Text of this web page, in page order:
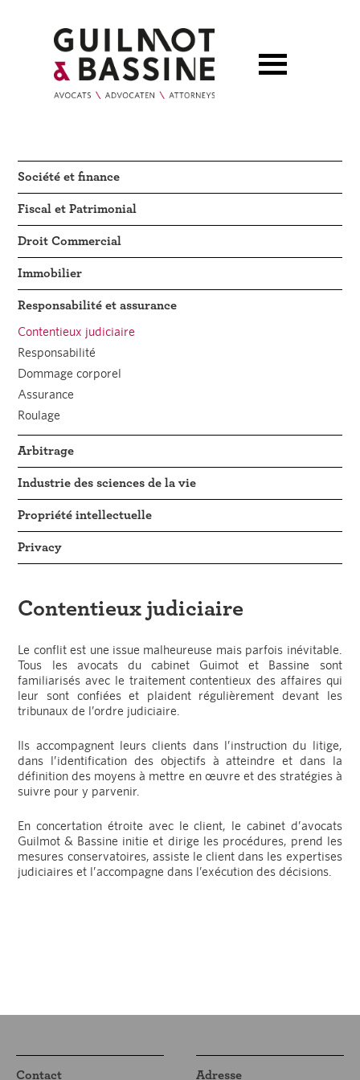
Contentieux judiciaire
Le conflit est une issue malheureuse mais parfois inévitable.
Tous les avocats du cabinet Guimot et Bassine sont
familiarisés avec le traitement contentieux des affaires qui
leur sont confiées et plaident régulièrement devant les
tribunaux de l’ordre judiciaire.
Ils accompagnent leurs clients dans l’instruction du litige,
dans l’identification des objectifs à atteindre et dans la
définition des moyens à mettre en œuvre et des stratégies à
suivre pour y parvenir.
En concertation étroite avec le client, le cabinet d’avocats
Guilmot & Bassine initie et dirige les procédures, prend les
mesures conservatoires, assiste le client dans les expertises
judiciaires et l’accompagne dans l’exécution des décisions.
Société et finance
Fiscal et Patrimonial
Droit Commercial
Immobilier
Responsabilité et assurance
Contentieux judiciaire
Responsabilité
Dommage corporel
Assurance
Roulage
Arbitrage
Industrie des sciences de la vie
Propriété intellectuelle
Privacy
Contact Adresse